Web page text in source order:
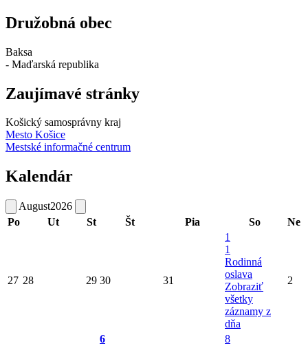
Družobná obec
Baksa
- Maďarská republika
Zaujímavé stránky
Košický samosprávny kraj
Mesto Košice
Mestské informačné centrum
Kalendár
August2026
Po
Ut St Št Pia So Ne
27 28 29 30 31
1
1
Rodinná
oslava
Zobraziť
všetky
záznamy z
dňa
2
6
8